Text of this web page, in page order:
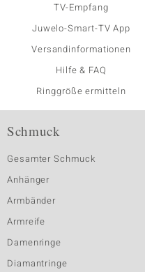
TV-Empfang
Juwelo-Smart-TV App
Versandinformationen
Hilfe & FAQ
Ringgröße ermitteln
Schmuck
Gesamter Schmuck
Anhänger
Armbänder
Armreife
Damenringe
Diamantringe